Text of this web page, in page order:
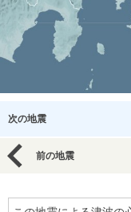
次の地震
前の地震